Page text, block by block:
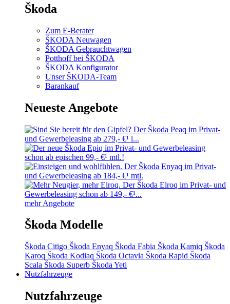
Škoda
Zum E-Berater
ŠKODA Neuwagen
ŠKODA Gebrauchtwagen
Potthoff bei ŠKODA
ŠKODA Konfigurator
Unser ŠKODA-Team
Barankauf
Neueste Angebote
mehr Angebote
Škoda Modelle
Škoda Citigo Škoda Enyaq Škoda Fabia Škoda Kamiq Škoda
Karoq Škoda Kodiaq Škoda Octavia Škoda Rapid Škoda
Scala Škoda Superb Škoda Yeti
Nutzfahrzeuge
Nutzfahrzeuge